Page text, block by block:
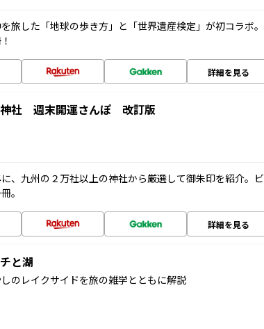
旅した「地球の歩き方」と「世界遺産検定」が初コラボ。
詳細を見る
社 週末開運さんぽ 改訂版
、九州の２万社以上の神社から厳選して御朱印を紹介。ビ
。
詳細を見る
と湖
のレイクサイドを旅の雑学とともに解説